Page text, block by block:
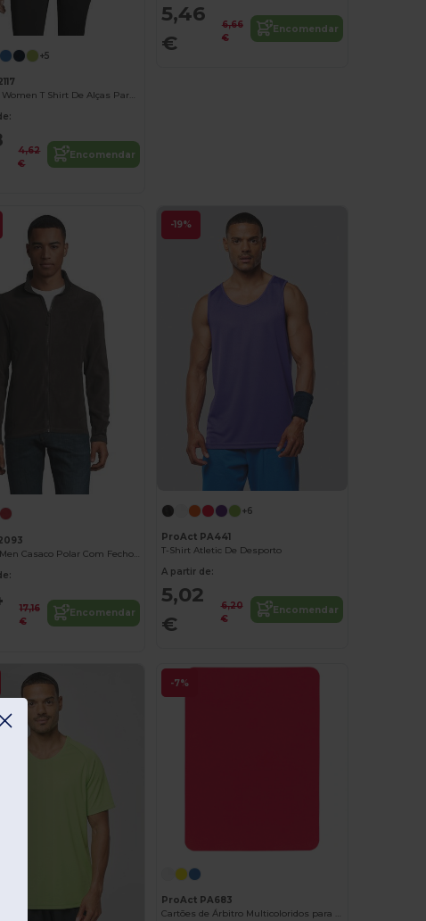
+5
Sporty Tt Women T Shirt De Alças Para Senhora
4,62
€
Encomendar
5,46
€
6,66
€
Encomendar
Norman Men Casaco Polar Com Fecho Para Homem
17,16
€
Encomendar
-19%
+6
ProAct PA441
T-Shirt Atletic De Desporto
A partir de:
5,02
€
6,20
€
Encomendar
-7%
ProAct PA683
Cartões de Árbitro Multicoloridos para Jogo